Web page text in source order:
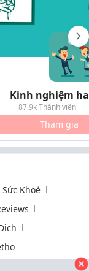
Kinh nghiệm
87.9k Thành viên ·
Tham gia
Sức Khoẻ